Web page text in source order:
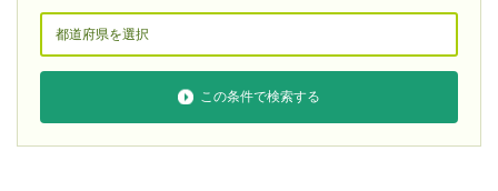
この条件で検索する